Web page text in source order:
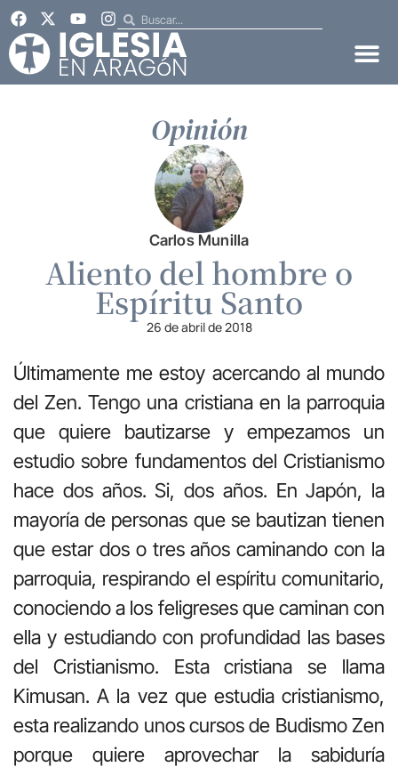
Opinión
Carlos Munilla
Aliento del hombre o
Espíritu Santo
26 de abril de 2018
Últimamente me estoy acercando al mundo
del Zen. Tengo una cristiana en la parroquia
que quiere bautizarse y empezamos un
estudio sobre fundamentos del Cristianismo
hace dos años. Si, dos años. En Japón, la
mayoría de personas que se bautizan tienen
que estar dos o tres años caminando con la
parroquia, respirando el espíritu comunitario,
conociendo a los feligreses que caminan con
ella y estudiando con profundidad las bases
del Cristianismo. Esta cristiana se llama
Kimusan. A la vez que estudia cristianismo,
esta realizando unos cursos de Budismo Zen
porque quiere aprovechar la sabiduría